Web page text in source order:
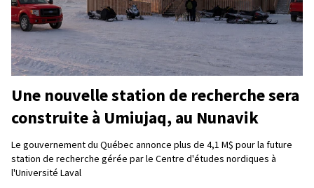
Une nouvelle station de recherche sera
construite à Umiujaq, au Nunavik
Le gouvernement du Québec annonce plus de 4,1 M$ pour la future
station de recherche gérée par le Centre d'études nordiques à
l'Université Laval